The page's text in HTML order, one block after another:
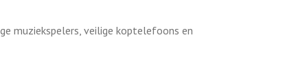
muziekspelers, veilige koptelefoons en